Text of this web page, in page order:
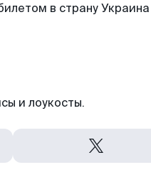
в страну Украина
и лоукосты.